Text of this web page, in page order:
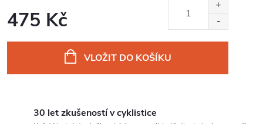
475 Kč
VLOŽIT DO KOŠÍKU
30 let zkušeností v cyklistice